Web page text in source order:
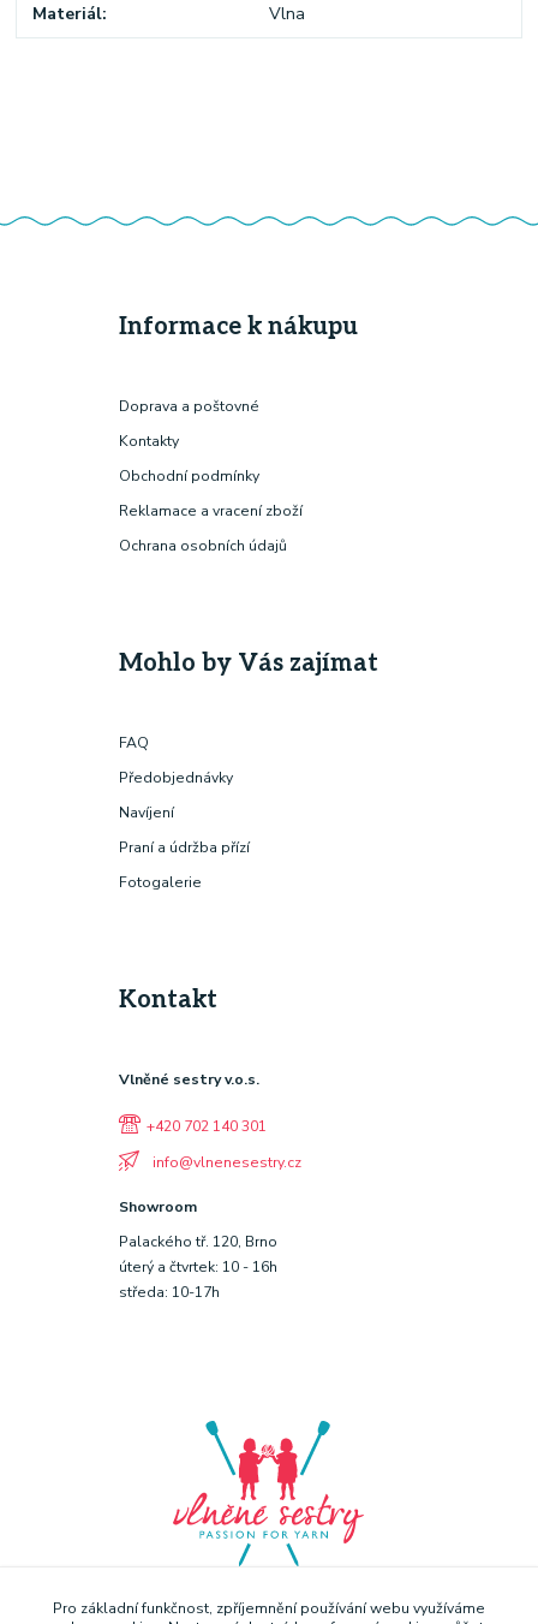
Materiál Vlna
Informace k nákupu
Doprava a poštovné
Kontakty
Obchodní podmínky
Reklamace a vracení zboží
Ochrana osobních údajů
Mohlo by Vás zajímat
FAQ
Předobjednávky
Navíjení
Praní a údržba přízí
Fotogalerie
Kontakt
Vlněné sestry v.o.s.
+420 702 140 301
info@vlnenesestry.cz
Showroom
Palackého tř. 120, Brno
úterý a čtvrtek: 10 - 16h
středa: 10-17h
Pro základní funkčnost, zpříjemnění používání webu využíváme